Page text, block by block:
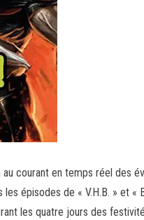
courant en temps réel des
épisodes de « V.H.B. » et
les quatre jours des